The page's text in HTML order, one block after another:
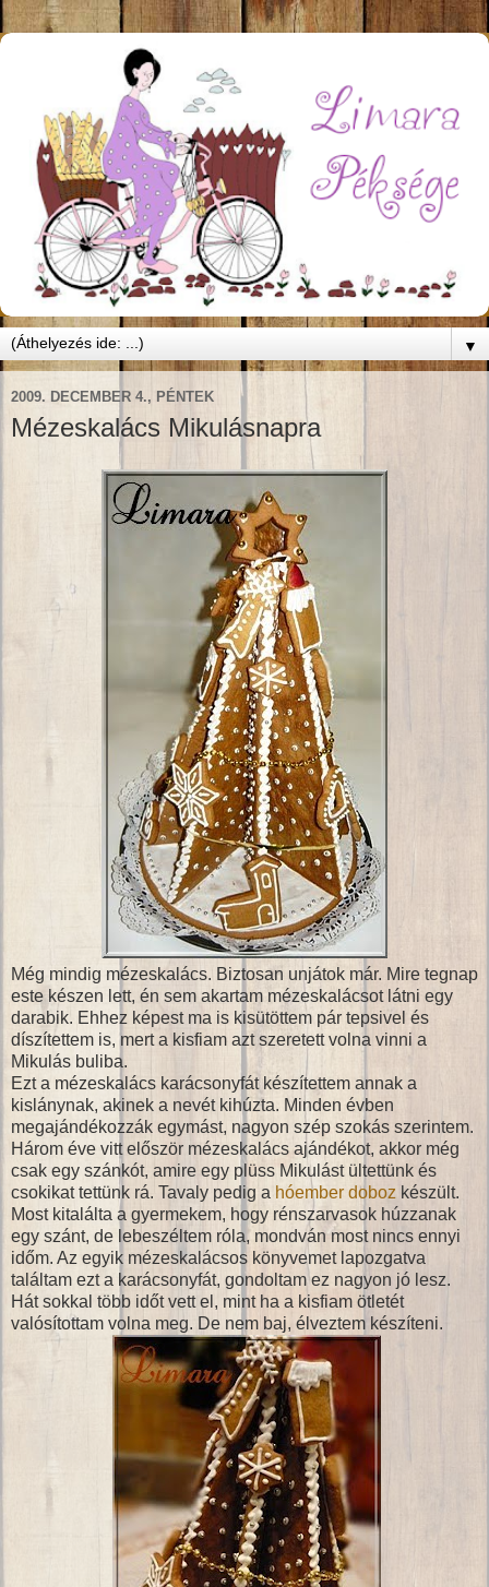
▼
2009. DECEMBER 4., PÉNTEK
Mézeskalács Mikulásnapra
Még mindig mézeskalács. Biztosan unjátok már. Mire tegnap
este készen lett, én sem akartam mézeskalácsot látni egy
darabik. Ehhez képest ma is kisütöttem pár tepsivel és
díszítettem is, mert a kisfiam azt szeretett volna vinni a
Mikulás buliba.
Ezt a mézeskalács karácsonyfát készítettem annak a
kislánynak, akinek a nevét kihúzta. Minden évben
megajándékozzák egymást, nagyon szép szokás szerintem.
Három éve vitt először mézeskalács ajándékot, akkor még
csak egy szánkót, amire egy plüss Mikulást ültettünk és
csokikat tettünk rá. Tavaly pedig a hóember doboz készült.
Most kitalálta a gyermekem, hogy rénszarvasok húzzanak
egy szánt, de lebeszéltem róla, mondván most nincs ennyi
időm. Az egyik mézeskalácsos könyvemet lapozgatva
találtam ezt a karácsonyfát, gondoltam ez nagyon jó lesz.
Hát sokkal több időt vett el, mint ha a kisfiam ötletét
valósítottam volna meg. De nem baj, élveztem készíteni.